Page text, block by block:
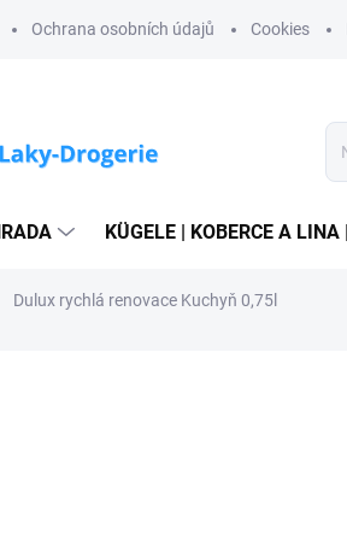
Ochrana osobních údajů Cookies
KÜGELE | KOBERCE A
Dulux rychlá renovace Kuchyň 0,75l